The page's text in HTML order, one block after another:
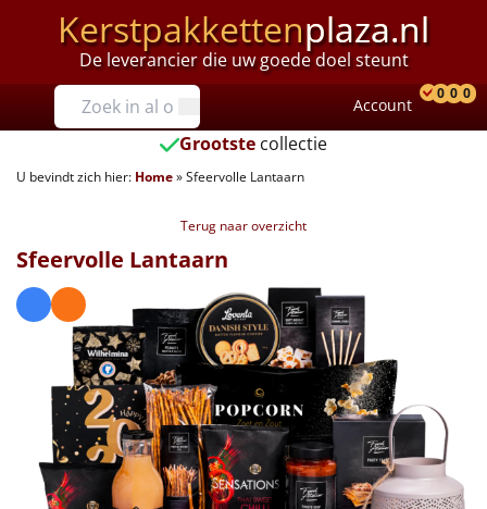
Kerstpakkettenplaza.nl
De leverancier die uw goede doel steunt
Prijzen
Tot €25
€25 tot €35
€40 tot €45
€45 tot €50
€50 tot €55
€55 tot €75
€75 tot €100
Account
0 0 0
Grootste collectie
U bevindt zich hier: Home»Sfeervolle Lantaarn
Terug naar overzicht
Sfeervolle Lantaarn